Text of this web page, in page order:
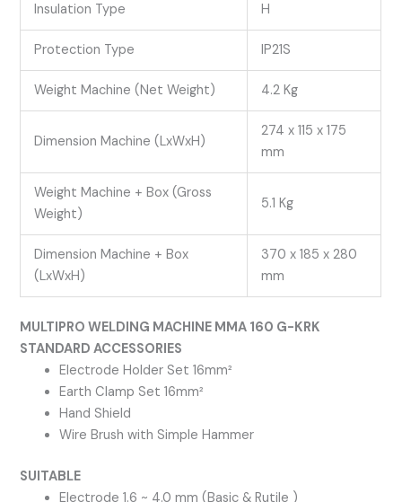
Insulation Type H
Protection Type IP21S
Weight Machine (Net Weight) 4.2 Kg
Dimension Machine (LxWxH)
274 x 115 x 175
mm
Weight Machine + Box (Gross
Weight)
5.1 Kg
Dimension Machine + Box
(LxWxH)
370 x 185 x 280
mm
MULTIPRO WELDING MACHINE MMA 160 G-KRK
STANDARD ACCESSORIES
Electrode Holder Set 16mm²
Earth Clamp Set 16mm²
Hand Shield
Wire Brush with Simple Hammer
SUITABLE
Electrode 1.6 ~ 4.0 mm (Basic & Rutile )